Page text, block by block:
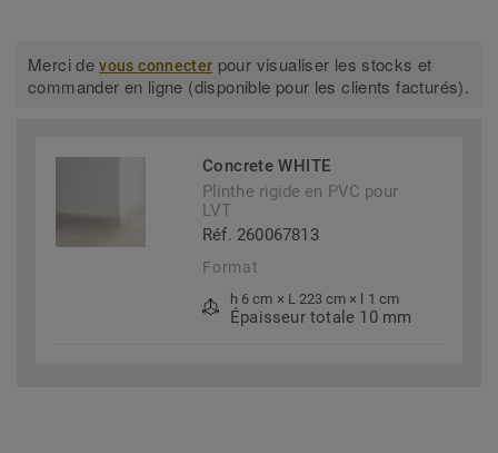
Merci devous connecter pour visualiser les stocks et
commander en ligne (disponible pour les clients facturés).
Concrete WHITE
Plinthe rigide en PVC pour
LVT
Réf. 260067813
Format
h 6 cm × L 223 cm × l 1 cm
Épaisseur totale 10 mm